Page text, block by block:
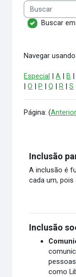
Buscar
Buscar
Navegar
Especial |A B
|O P |Q R |S
Página: (
Inclusão
A inclusão é
cada um, pois
Inclusão
como